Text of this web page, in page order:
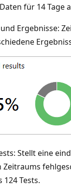
für 14 Tage
Ergebnisse:
Stellt eine
Zeitraums
124 Tests.